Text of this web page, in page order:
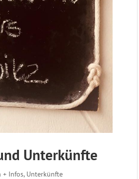
Unterkünfte
+ Infos, Unterkünfte